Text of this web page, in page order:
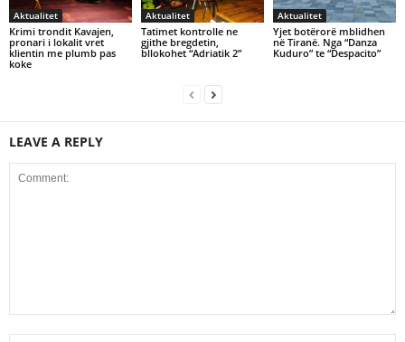
Aktualitet
Krimi trondit Kavajen,
pronari i lokalit vret
klientin me plumb pas
koke
Aktualitet
Tatimet kontrolle ne
gjithe bregdetin,
bllokohet “Adriatik 2”
Aktualitet
Yjet botërorë mblidhen
në Tiranë. Nga “Danza
Kuduro” te “Despacito”
LEAVE A REPLY